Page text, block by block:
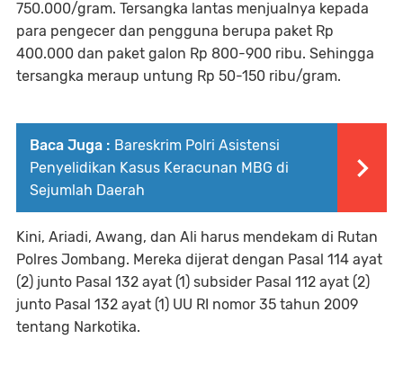
750.000/gram. Tersangka lantas menjualnya kepada
para pengecer dan pengguna berupa paket Rp
400.000 dan paket galon Rp 800-900 ribu. Sehingga
tersangka meraup untung Rp 50-150 ribu/gram.
Baca Juga : Bareskrim Polri Asistensi
Penyelidikan Kasus Keracunan MBG di
Sejumlah Daerah
Kini, Ariadi, Awang, dan Ali harus mendekam di Rutan
Polres Jombang. Mereka dijerat dengan Pasal 114 ayat
(2) junto Pasal 132 ayat (1) subsider Pasal 112 ayat (2)
junto Pasal 132 ayat (1) UU RI nomor 35 tahun 2009
tentang Narkotika.